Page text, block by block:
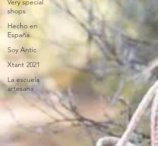
Very special
shops
Hecho en
España
Soy Antic
Xtant 2021
La escuela
artesana